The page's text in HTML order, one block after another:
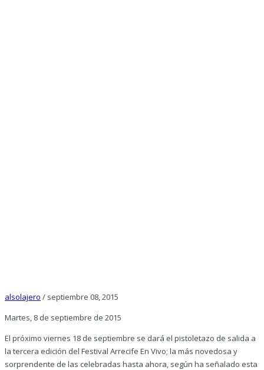
alsolajero / septiembre 08, 2015
Martes, 8 de septiembre de 2015
El próximo viernes 18 de septiembre se dará el pistoletazo de salida a
la tercera edición del Festival Arrecife En Vivo; la más novedosa y
sorprendente de las celebradas hasta ahora, según ha señalado esta